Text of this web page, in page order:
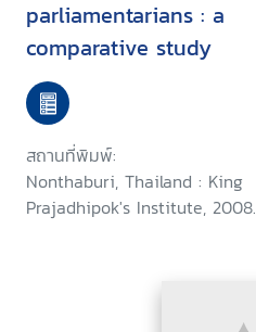
parliamentarians : a
comparative study
สถานที่พิมพ์:
Nonthaburi, Thailand : King
Prajadhipok's Institute, 2008.